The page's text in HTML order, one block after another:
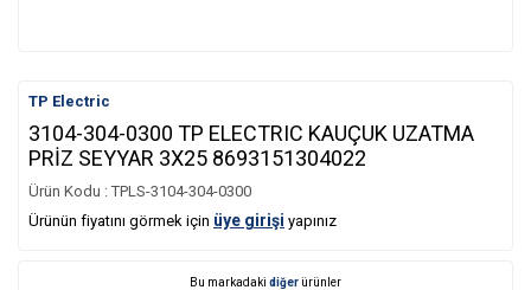
TP Electric
3104-304-0300 TP ELECTRIC KAUÇUK UZATMA
PRİZ SEYYAR 3X25 8693151304022
Ürün Kodu : TPLS-3104-304-0300
Ürünün fiyatını görmek için üye girişi yapınız
Bu markadaki diğer ürünler